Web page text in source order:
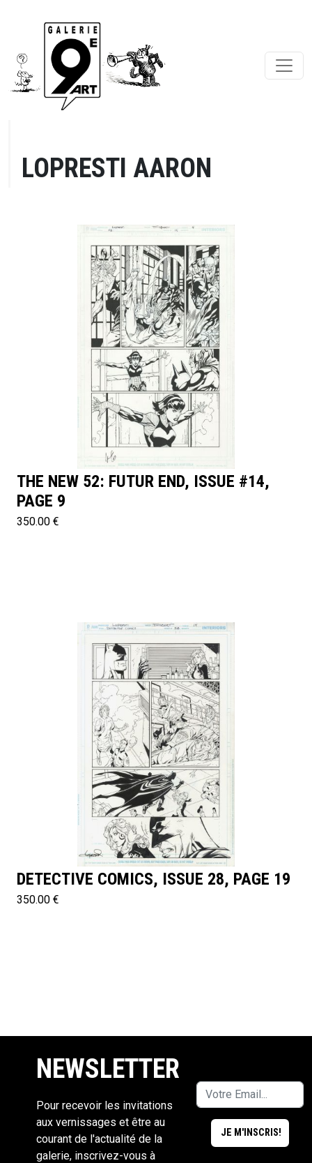
LOPRESTI AARON
THE NEW 52: FUTUR END, ISSUE #14,
PAGE 9
350.00 €
DETECTIVE COMICS, ISSUE 28, PAGE 19
350.00 €
NEWSLETTER
Pour recevoir les invitations
aux vernissages et être au
courant de l'actualité de la
galerie, inscrivez-vous à